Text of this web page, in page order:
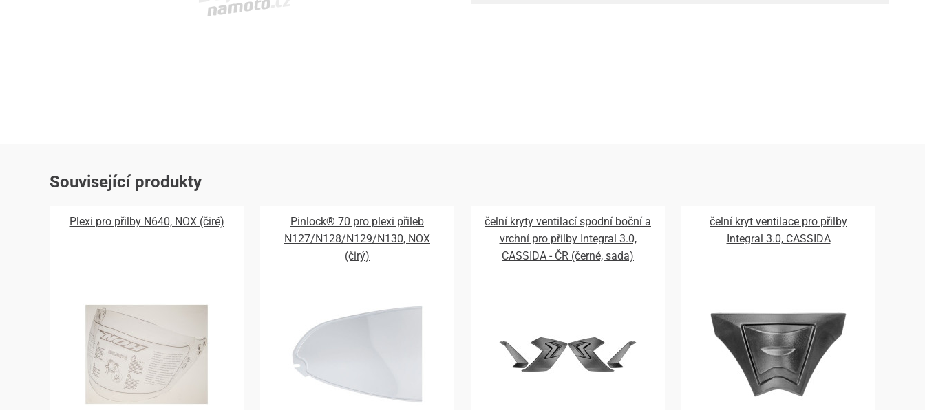
Související produkty
Plexi pro přilby N640, NOX (čiré)
Pinlock® 70 pro plexi přileb
N127/N128/N129/N130, NOX
(čirý)
čelní kryty ventilací spodní boční a
vrchní pro přilby Integral 3.0,
CASSIDA - ČR (černé, sada)
čelní kryt ventilace pro přilby
Integral 3.0, CASSIDA